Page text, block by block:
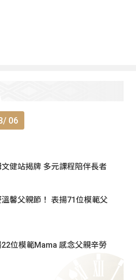
06
健站揭牌 多元課程陪伴長者
馨父親節！ 表揚71位模範父
位模範Mama 感念父親辛勞